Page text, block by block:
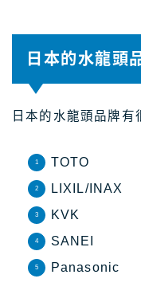
日本的水龍頭
日本的水龍頭品牌有
TOTO
LIXIL/INAX
KVK
SANEI
Panasonic